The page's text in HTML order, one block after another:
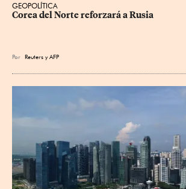
GEOPOLÍTICA
Corea del Norte reforzará a Rusia
Por Reuters yAFP